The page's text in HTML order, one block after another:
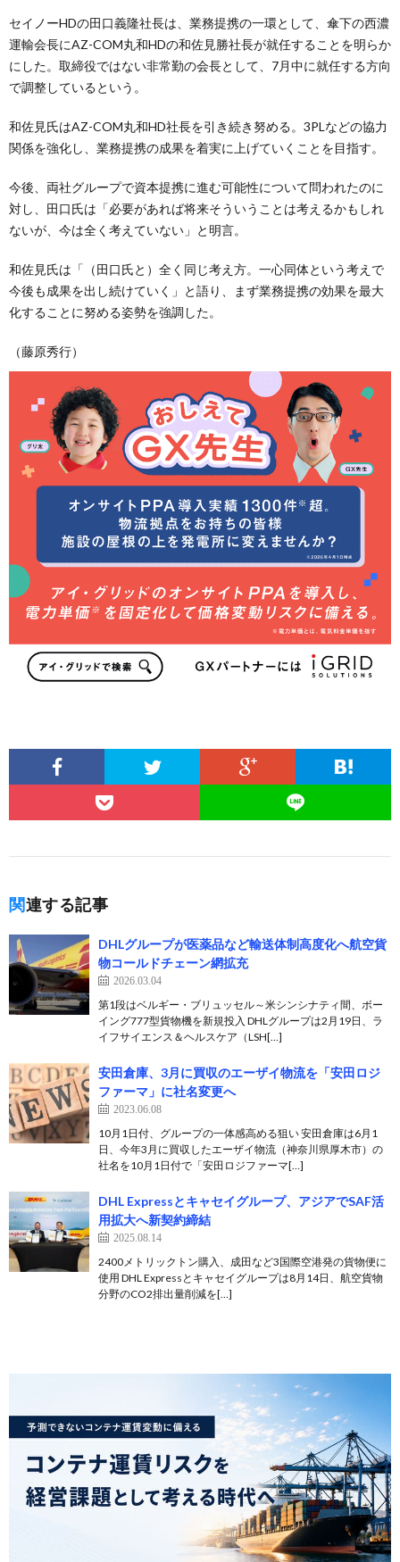
セイノーHDの田口義隆社長は、業務提携の一環として、傘下の西濃
運輸会長にAZ-COM丸和HDの和佐見勝社長が就任することを明らか
にした。取締役ではない非常勤の会長として、7月中に就任する方向
で調整しているという。
和佐見氏はAZ-COM丸和HD社長を引き続き努める。3PLなどの協力
関係を強化し、業務提携の成果を着実に上げていくことを目指す。
今後、両社グループで資本提携に進む可能性について問われたのに
対し、田口氏は「必要があれば将来そういうことは考えるかもしれ
ないが、今は全く考えていない」と明言。
和佐見氏は「（田口氏と）全く同じ考え方。一心同体という考えで
今後も成果を出し続けていく」と語り、まず業務提携の効果を最大
化することに努める姿勢を強調した。
（藤原秀行）
関連する記事
DHLグループが医薬品など輸送体制高度化へ航空貨
物コールドチェーン網拡充
2026.03.04
第1段はベルギー・ブリュッセル～米シンシナティ間、ボー
イング777型貨物機を新規投入 DHLグループは2月19日、ラ
イフサイエンス＆ヘルスケア（LSH[…]
安田倉庫、3月に買収のエーザイ物流を「安田ロジ
ファーマ」に社名変更へ
2023.06.08
10月1日付、グループの一体感高める狙い 安田倉庫は6月1
日、今年3月に買収したエーザイ物流（神奈川県厚木市）の
社名を10月1日付で「安田ロジファーマ[…]
DHL Expressとキャセイグループ、アジアでSAF活
用拡大へ新契約締結
2025.08.14
2400メトリックトン購入、成田など3国際空港発の貨物便に
使用 DHL Expressとキャセイグループは8月14日、航空貨物
分野のCO2排出量削減を[…]